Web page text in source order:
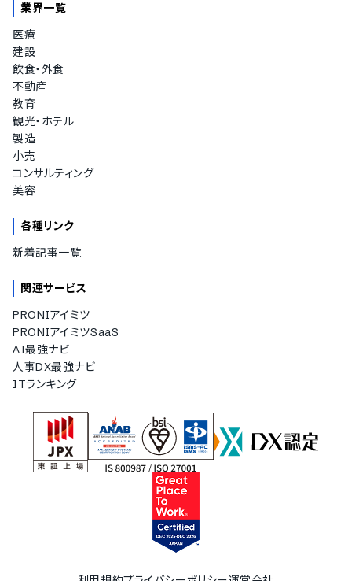
業界一覧
医療
建設
飲食・外食
不動産
教育
観光・ホテル
製造
小売
コンサルティング
美容
各種リンク
新着記事一覧
関連サービス
PRONIアイミツ
PRONIアイミツSaaS
AI最強ナビ
人事DX最強ナビ
ITランキング